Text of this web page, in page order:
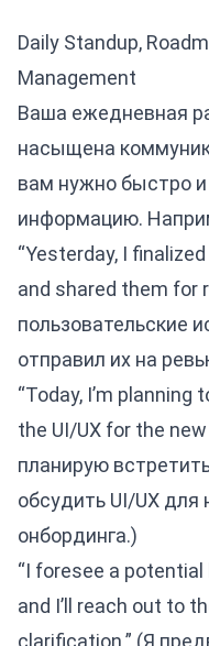
Daily Standup,
Management
Ваша ежедневная
насыщена
вам нужно быстро
информацию.
“Yesterday, I
and shared them for
пользовательские
отправил их на
“Today, I’m
the UI/UX for the
планирую
обсудить UI/UX для
онбординга.)
“I foresee a
and I’ll reach out to
clarification.” (Я